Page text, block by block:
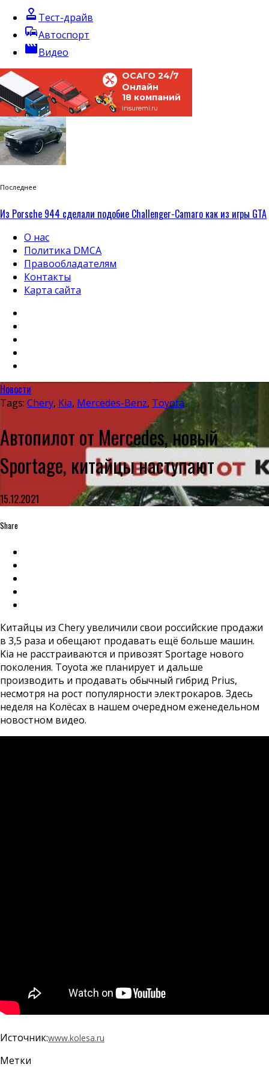
approval Тест-драйв
commuteАвтоспорт
movieВидео
ОСАГО 24/7
Онлайн
18 компаний
insuremi.ru
Последнее
Из Porsche 944 сделали подобие Challenger-Camaro как из игры GTA
О нас
Политика DMCA
Правообладателям
Контакты
Карта сайта
Новости
Tags: Chery, Kia, Mercedes-Benz, Toyota
Автопилот от Mercedes, новый
Sportage, китайцы наступают
15.12.2021
Share
Китайцы из Chery увеличили свои российские продажи
в 3,5 раза и обещают продавать ещё больше машин.
Kia не расстраиваются и привозят Sportage нового
поколения. Toyota же планирует и дальше
производить и продавать обычный гибрид Prius,
несмотря на рост популярности электрокаров. Здесь
неделя на Колёсах в нашем очередном еженедельном
новостном видео.
Источник:www.kolesa.ru
Метки